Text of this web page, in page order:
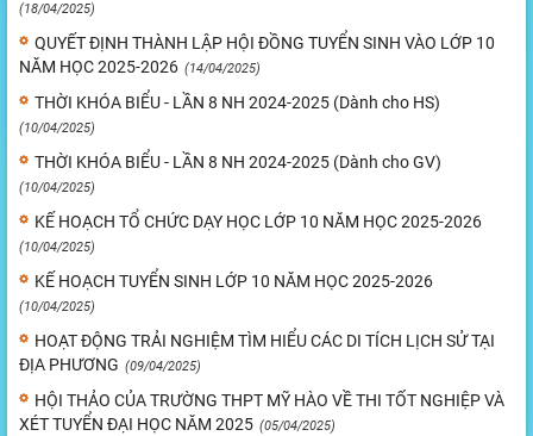
(18/04/2025)
QUYẾT ĐỊNH THÀNH LẬP HỘI ĐỒNG TUYỂN SINH VÀO LỚP 10
NĂM HỌC 2025-2026 (14/04/2025)
THỜI KHÓA BIỂU - LẦN 8 NH 2024-2025 (Dành cho HS)
(10/04/2025)
THỜI KHÓA BIỂU - LẦN 8 NH 2024-2025 (Dành cho GV)
(10/04/2025)
KẾ HOẠCH TỔ CHỨC DẠY HỌC LỚP 10 NĂM HỌC 2025-2026
(10/04/2025)
KẾ HOẠCH TUYỂN SINH LỚP 10 NĂM HỌC 2025-2026
(10/04/2025)
HOẠT ĐỘNG TRẢI NGHIỆM TÌM HIỂU CÁC DI TÍCH LỊCH SỬ TẠI
ĐỊA PHƯƠNG (09/04/2025)
HỘI THẢO CỦA TRƯỜNG THPT MỸ HÀO VỀ THI TỐT NGHIỆP VÀ
XÉT TUYỂN ĐẠI HỌC NĂM 2025 (05/04/2025)